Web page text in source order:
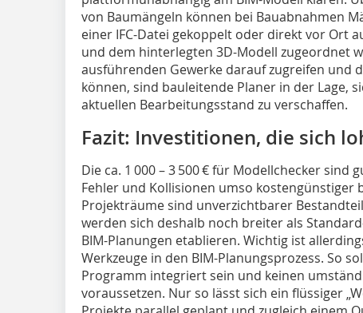
von Baumängeln können bei Bauabnahmen
einer IFC-Datei gekoppelt oder direkt vor Ort
und dem hinterlegten 3D-Modell zugeordnet
ausführenden Gewerke darauf zugreifen und
können, sind bauleitende Planer in der Lage,
aktuellen Bearbeitungsstand zu verschaffen.
Fazit: Investitionen, die sich
Die ca. 1 000 – 3 500 € für Modellchecker sind
Fehler und Kollisionen umso kostengünstiger
Projekträume sind unverzichtbarer
werden sich deshalb noch breiter als
BIM-Planungen etablieren. Wichtig ist
Werkzeuge in den BIM-Planungsprozess. So
Programm integriert sein und keinen
voraussetzen. Nur so lässt sich ein flüssiger